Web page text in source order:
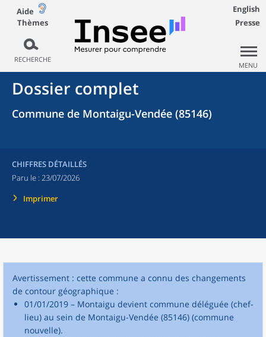
Aide
Thèmes
RECHERCHE
English
Presse
MENU
Dossier complet
Commune de Montaigu-Vendée (85146)
CHIFFRES DÉTAILLÉS
Paru le : 23/07/2026
Imprimer
Avertissement : cette commune a connu des changements
de contour géographique :
01/01/2019 – Montaigu devient commune déléguée (chef-
lieu) au sein de Montaigu-Vendée (85146) (commune
nouvelle).